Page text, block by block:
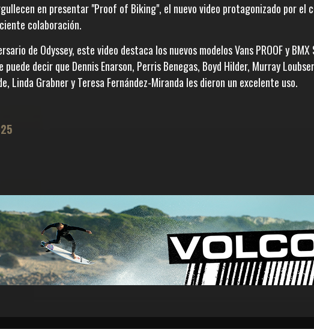
en presentar "Proof of Biking", el nuevo video protagonizado por el
colaboración.
de Odyssey, este video destaca los nuevos modelos Vans PROOF y BMX
puede decir que Dennis Enarson, Perris Benegas, Boyd Hilder, Murray
Linda Grabner y Teresa Fernández-Miranda les dieron un excelente uso.